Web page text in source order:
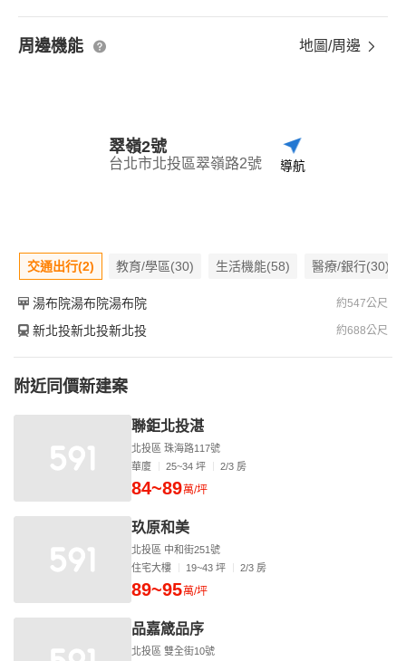
周邊機能 地圖/周邊
翠嶺2號
台北市北投區翠嶺路2號 導航
交通出行(2) 教育/學區(30) 生活機能(58) 醫療/銀行(30)
湯布院湯布院湯布院 約547公尺
新北投新北投新北投 約688公尺
附近同價新建案
聯鉅北投湛
北投區 珠海路117號
華廈
25~34 坪 2/3 房
84~89萬/坪
玖原和美
北投區 中和街251號
住宅大樓
19~43 坪 2/3 房
89~95萬/坪
品嘉箴品序
北投區 雙全街10號